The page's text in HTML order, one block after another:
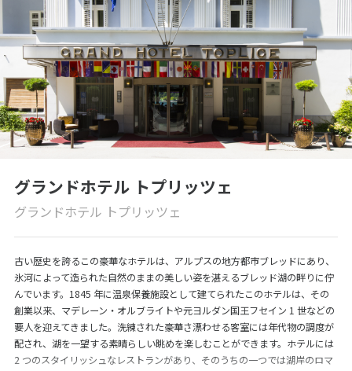
グランドホテル トプリッツェ
グランドホテル トプリッツェ
古い歴史を誇るこの豪華なホテルは、アルプスの地方都市ブレッドにあり、
氷河によって造られた自然のままの美しい姿を湛えるブレッド湖の畔りに佇
んでいます。1845 年に温泉保養施設として建てられたこのホテルは、その
創業以来、マデレーン・オルブライトや元ヨルダン国王フセイン 1 世などの
要人を迎えてきました。洗練された豪華さ漂わせる客室には年代物の調度が
配され、湖を一望する素晴らしい眺めを楽しむことができます。ホテルには
2 つのスタイリッシュなレストランがあり、そのうちの一つでは湖岸のロマ